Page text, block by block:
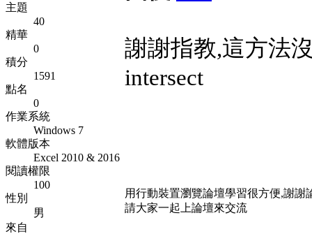
主題
40
精華
0
積分
1591
點名
0
作業系統
Windows 7
軟體版本
Excel 2010 & 2016
閱讀權限
100
性別
男
來自
謝謝指教,這方法
intersect
用行動裝置瀏覽論壇學習很方便,謝謝
請大家一起上論壇來交流